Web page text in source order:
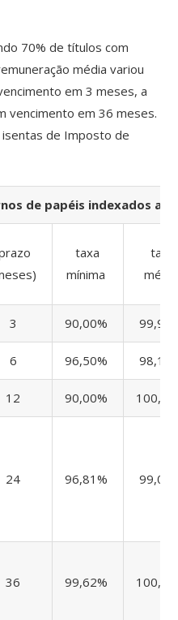
70% de títulos com
média variou
em 3 meses, a
vencimento em 36 meses.
isentas de Imposto de
de papéis indexados ao
taxa
mínima
taxa
média
3 90,00%
6 96,50%
12 90,00%
24 96,81%
36 99,62%